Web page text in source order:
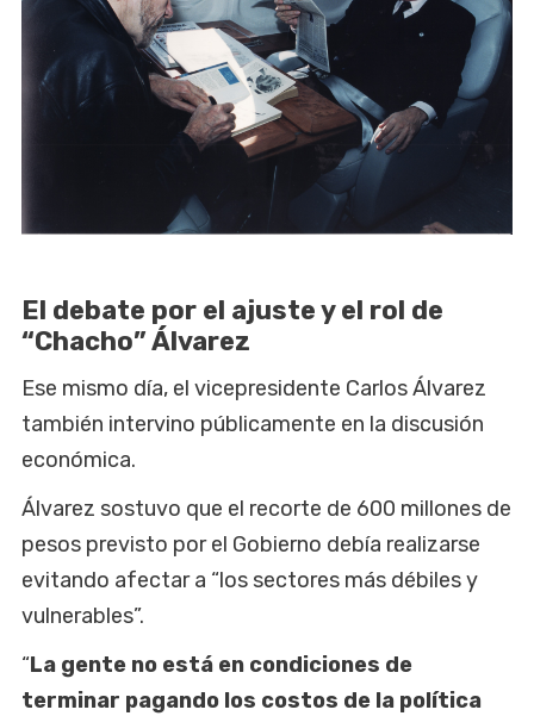
El debate por el ajuste y el rol de
“Chacho” Álvarez
Ese mismo día, el vicepresidente Carlos Álvarez
también intervino públicamente en la discusión
económica.
Álvarez sostuvo que el recorte de 600 millones de
pesos previsto por el Gobierno debía realizarse
evitando afectar a “los sectores más débiles y
vulnerables”.
“La gente no está en condiciones de
terminar pagando los costos de la política